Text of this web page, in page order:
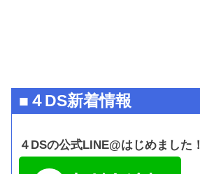
■４DS新着情報
４DSの公式LINE@はじめました！